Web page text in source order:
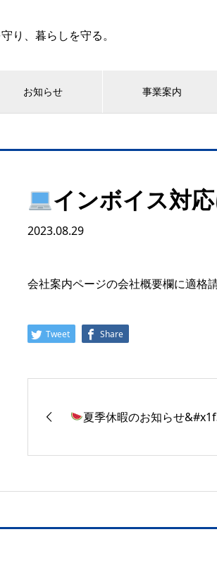
り、暮らしを守る。
お知らせ 事業案内
インボイス対
2023.08.29
会社案内ページの会社概要欄に適格
Tweet Share
夏季休暇のお知らせ